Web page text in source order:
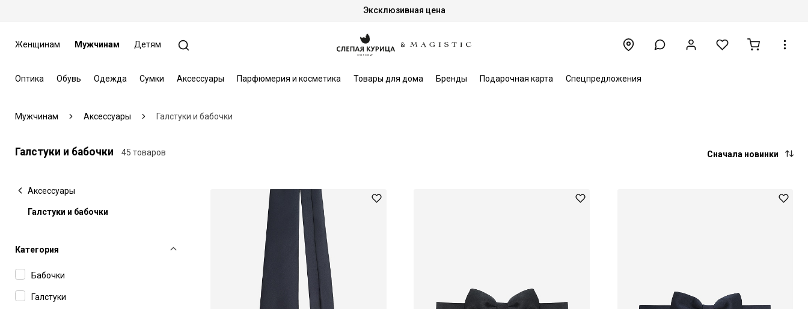
Эксклюзивная цена
Женщинам Мужчинам Детям
Оптика Обувь Одежда Сумки Аксессуары Парфюмерия и косметика Товары для дома Бренды Подарочная карта Спецпредложения
Мужчинам Аксессуары Галстуки и бабочки
Галстуки и бабочки 45 товаров Сначала новинки
Аксессуары
Галстуки и бабочки
Категория
Бабочки
Галстуки